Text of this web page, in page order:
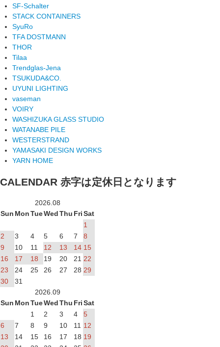
SF-Schalter
STACK CONTAINERS
SyuRo
TFA DOSTMANN
THOR
Tilaa
Trendglas-Jena
TSUKUDA&CO.
UYUNI LIGHTING
vaseman
VOIRY
WASHIZUKA GLASS STUDIO
WATANABE PILE
WESTERSTRAND
YAMASAKI DESIGN WORKS
YARN HOME
CALENDAR 赤字は定休日となります
2026.08
Sun MonTueWedThu FriSat
1
2
3 4 5 6 7
8
9
10 11 12 13 14 15
16
17 18 19 20 21 22
23
24 25 26 27 28 29
30
31
2026.09
Sun MonTueWedThu FriSat
1
2 3 4
5
6
7 8 9 10 11 12
13
14 15 16 17 18 19